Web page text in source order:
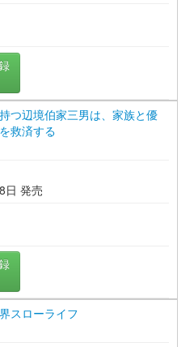
つ辺境伯家三男は、家族と優
救済する
日 発売
スローライフ